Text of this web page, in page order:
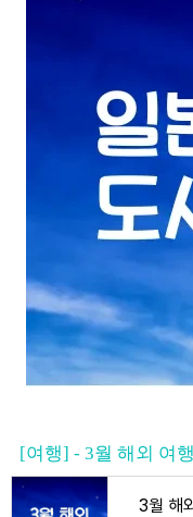
[여행] - 3월 해외 여